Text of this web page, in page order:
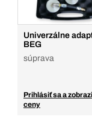
Univerzálne
BEG
súprava
Prihlásiť sa a
ceny